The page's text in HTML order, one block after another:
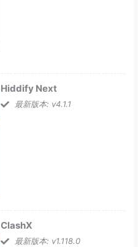
Hiddify Next
最新版本: v4.1.1
ClashX
最新版本: v1.118.0